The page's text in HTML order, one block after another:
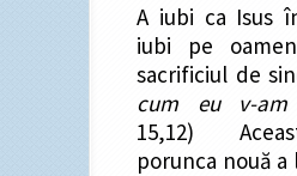
A iubi ca Isus
iubi pe
sacrificiul de
cum eu v-
15,12)
porunca nouă a